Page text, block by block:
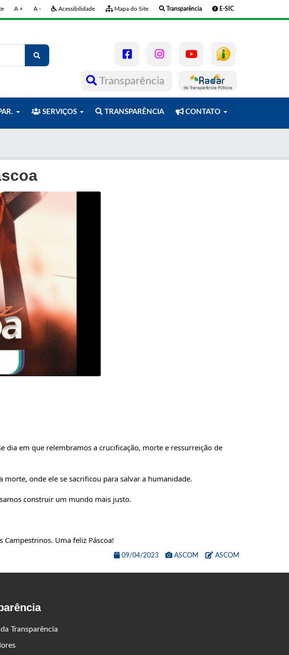
A + A - Acessibilidade Mapa do Site Transparência E-SIC
Transparência
SERVIÇOS TRANSPARÊNCIA CONTATO
dia em que relembramos a crucificação, morte e ressurreição de
morte, onde ele se sacrificou para salvar a humanidade.
construir um mundo mais justo.
Campestrinos. Uma feliz Páscoa!
09/04/2023 ASCOM ASCOM
Transparência